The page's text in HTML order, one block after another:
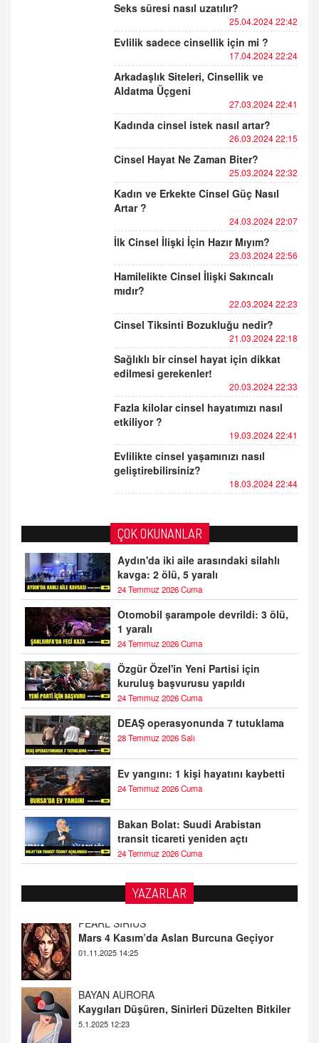
Seks süresi nasıl uzatılır?
25.04.2024 22:42
Evlilik sadece cinsellik için mi ?
17.04.2024 22:24
Arkadaşlık Siteleri, Cinsellik ve
Aldatma Üçgeni
27.03.2024 22:41
Kadında cinsel istek nasıl artar?
26.03.2024 22:15
Cinsel Hayat Ne Zaman Biter?
25.03.2024 22:32
Kadın ve Erkekte Cinsel Güç Nasıl
Artar ?
24.03.2024 22:07
İlk Cinsel İlişki İçin Hazır Mıyım?
23.03.2024 22:56
Hamilelikte Cinsel İlişki Sakıncalı
mıdır?
22.03.2024 22:23
Cinsel Tiksinti Bozukluğu nedir?
21.03.2024 22:18
Sağlıklı bir cinsel hayat için dikkat
edilmesi gerekenler!
20.03.2024 22:33
Fazla kilolar cinsel hayatımızı nasıl
etkiliyor ?
19.03.2024 22:41
Evlilikte cinsel yaşamınızı nasıl
geliştirebilirsiniz?
18.03.2024 22:44
ÇOK OKUNANLAR
Aydın'da iki aile arasındaki silahlı
kavga: 2 ölü, 5 yaralı
24 Temmuz 2026 Cuma
Otomobil şarampole devrildi: 3 ölü,
1 yaralı
24 Temmuz 2026 Cuma
Özgür Özel'in Yeni Partisi için
kuruluş başvurusu yapıldı
24 Temmuz 2026 Cuma
DEAŞ operasyonunda 7 tutuklama
28 Temmuz 2026 Salı
Ev yangını: 1 kişi hayatını kaybetti
24 Temmuz 2026 Cuma
Bakan Bolat: Suudi Arabistan
transit ticareti yeniden açtı
24 Temmuz 2026 Cuma
YAZARLAR
PEARL SİRİUS
Mars 4 Kasım’da Aslan Burcuna Geçiyor
BAYAN AURORA
DOKTOR CİVANIM